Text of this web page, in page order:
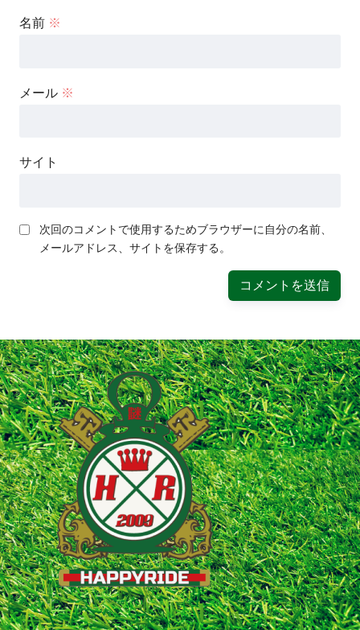
名前 ※
メール ※
サイト
次回のコメントで使用するためブラウザーに自分の名前、
メールアドレス、サイトを保存する。